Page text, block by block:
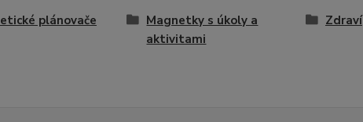
plánovače
Magnetky s úkoly a
aktivitami
Zdraví